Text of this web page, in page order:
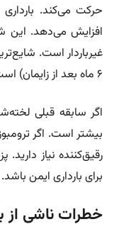
حرکت می‌کند.
غیرباردار است.
۶ ماه بعد از زایمان) است.
اگر سابقه قبلی
بیشتر است. اگر
رقیق‌کننده نیاز دارید.
برای بارداری ایمن باشد.
خطرات ناشی از